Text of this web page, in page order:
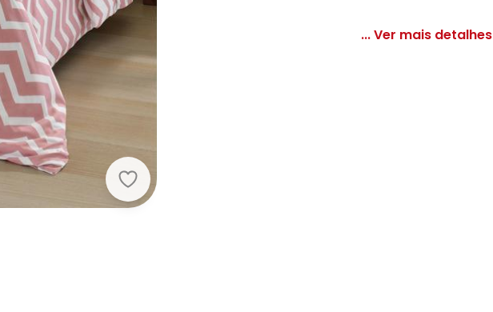
Mundo Lar - Jogo Capa de Edredom Rosa Queen 3 Peças
... Ver mais detalhes